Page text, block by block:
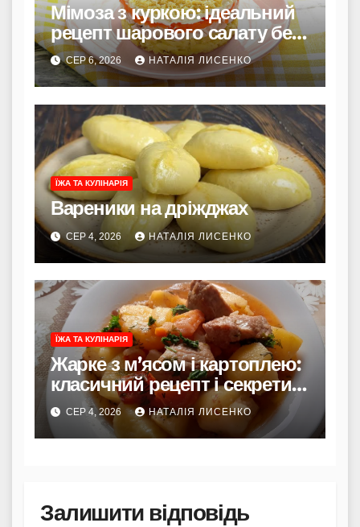
Мімоза з куркою: ідеальний
рецепт шарового салату без
риби
СЕР 6, 2026 НАТАЛІЯ ЛИСЕНКО
ЇЖА ТА КУЛІНАРІЯ
Вареники на дріжджах
СЕР 4, 2026 НАТАЛІЯ ЛИСЕНКО
ЇЖА ТА КУЛІНАРІЯ
Жарке з м’ясом і картоплею:
класичний рецепт і секрети
смаку
СЕР 4, 2026 НАТАЛІЯ ЛИСЕНКО
Залишити відповідь